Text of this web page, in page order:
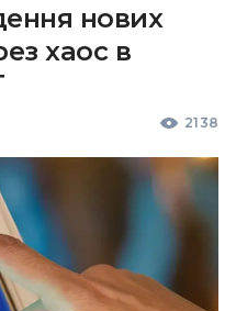
нових
хаос в
2138